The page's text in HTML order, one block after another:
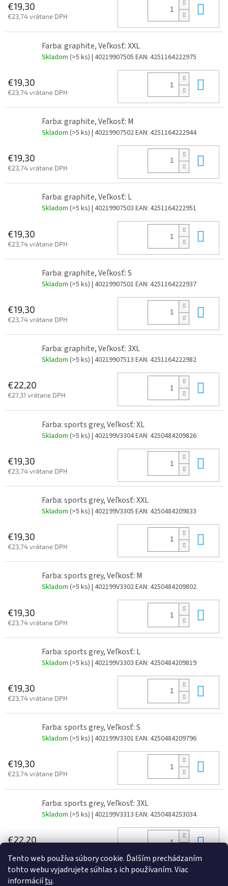
Tento web používa súbory cookie. Ďalším prechádzaním
tohto webu vyjadrujete súhlas s ich používaním. Viac
informáciítu.
€19,30
€23,74 vrátane DPH
Farba: graphite, Veľkosť: XXL
Skladom (>5 ks) | 40219907505 EAN: 4251164222975
€19,30
€23,74 vrátane DPH
Farba: graphite, Veľkosť: M
Skladom (>5 ks) | 40219907502EAN: 4251164222944
€19,30
€23,74 vrátane DPH
Farba: graphite, Veľkosť: L
Skladom (>5 ks) | 40219907503 EAN: 4251164222951
€19,30
€23,74 vrátane DPH
Farba: graphite, Veľkosť: S
Skladom (>5 ks) | 40219907501 EAN: 4251164222937
€19,30
€23,74 vrátane DPH
Farba: graphite, Veľkosť: 3XL
Skladom (>5 ks) | 40219907513 EAN: 4251164222982
€22,20
€27,31 vrátane DPH
Farba: sports grey, Veľkosť: XL
Skladom (>5 ks) | 402199V3304EAN: 4250484209826
€19,30
€23,74 vrátane DPH
Farba: sports grey, Veľkosť: XXL
Skladom (>5 ks) | 402199V3305 EAN: 4250484209833
€19,30
€23,74 vrátane DPH
Farba: sports grey, Veľkosť: M
Skladom (>5 ks) | 402199V3302EAN: 4250484209802
€19,30
€23,74 vrátane DPH
Farba: sports grey, Veľkosť: L
Skladom (>5 ks) | 402199V3303 EAN: 4250484209819
€19,30
€23,74 vrátane DPH
Farba: sports grey, Veľkosť: S
Skladom (>5 ks) | 402199V3301 EAN: 4250484209796
€19,30
€23,74 vrátane DPH
Farba: sports grey, Veľkosť: 3XL
Skladom (>5 ks) | 402199V3313 EAN: 4250484253034
€22,20 Do